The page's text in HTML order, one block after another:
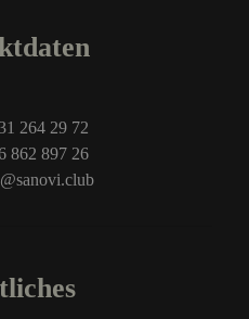
264 29 72
862 897 26